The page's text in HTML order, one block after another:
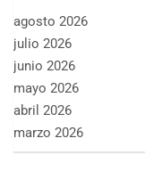
agosto 2026
julio 2026
junio 2026
mayo 2026
abril 2026
marzo 2026